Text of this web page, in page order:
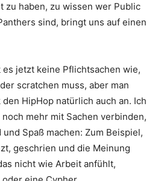
zu haben, zu wissen wer Public
sind, bringt uns auf einen
jetzt keine Pflichtsachen wie,
scratchen muss, aber man
HipHop natürlich auch an. Ich
mehr mit Sachen verbinden,
Spaß machen: Zum Beispiel,
geschrien und die Meinung
nicht wie Arbeit anfühlt,